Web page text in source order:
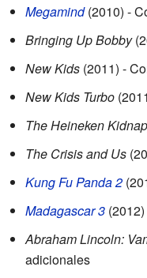
Megamind(2010) -
Bringing Up Bobby
New Kids (2011) -
New Kids Turbo
The Heineken
The Crisis and Us
Kung Fu Panda 2
Madagascar 3
Abraham Lincoln:
adicionales